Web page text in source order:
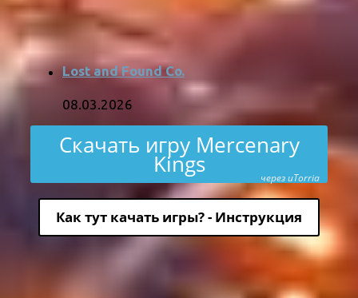
Lost and Found Co.
08.03.2026
Скачать игру Mercenary
Kings через uTorria
Как тут качать игры? - Инструкция